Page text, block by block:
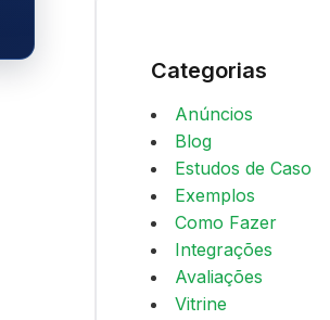
Categorias
Anúncios
Blog
Estudos de Caso
Exemplos
Como Fazer
Integrações
Avaliações
Vitrine